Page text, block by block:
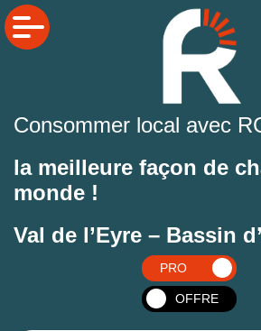
Consommer local avec
la meilleure façon de
monde !
Val de l’Eyre – Bassin
PRO
OFFRE